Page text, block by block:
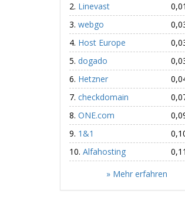
Linevast
webgo
Host Europe
dogado
Hetzner
checkdomain
ONE.com
1&1
Alfahosting
» Mehr erfahren